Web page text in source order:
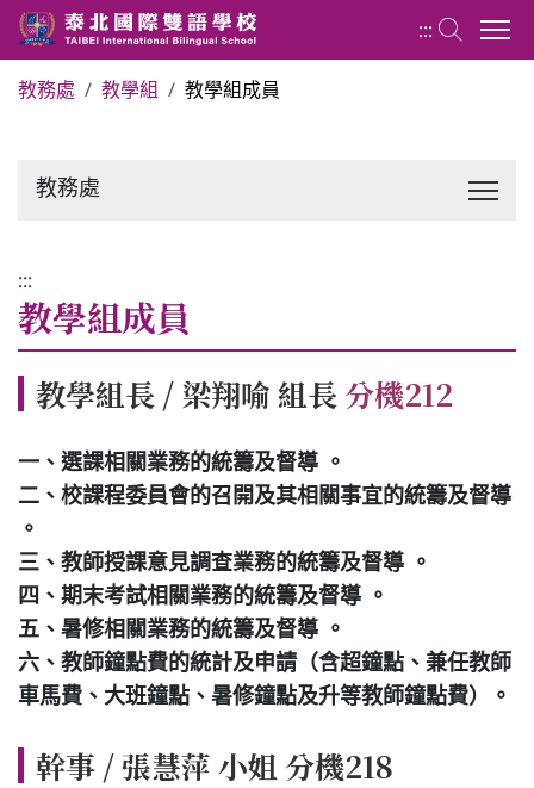
教務處 教學組 教學組成員
教務處
:::
教學組成員
教學組長 / 梁翔喻 組長 分機212
一、選課相關業務的統籌及督導 。
二、校課程委員會的召開及其相關事宜的統籌及督導
。
三、教師授課意見調查業務的統籌及督導 。
四、期末考試相關業務的統籌及督導 。
五、暑修相關業務的統籌及督導 。
六、教師鐘點費的統計及申請（含超鐘點、兼任教師
車馬費、大班鐘點、暑修鐘點及升等教師鐘點費）。
幹事 / 張慧萍 小姐 分機218
:::
最新消息
行事曆
校內分機表
普通型高中
技術型高中